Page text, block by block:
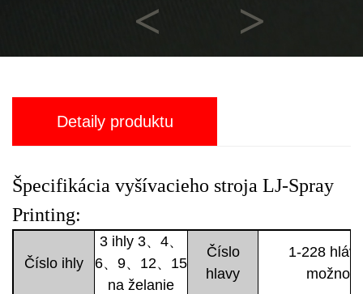
Next
Detaily produktu
Špecifikácia vyšívacieho stroja LJ-Spray
Printing:
Číslo ihly
3 ihly 3、4、
6、9、12、15
na želanie
Číslo
hlavy
1-228 hláv
možnosť